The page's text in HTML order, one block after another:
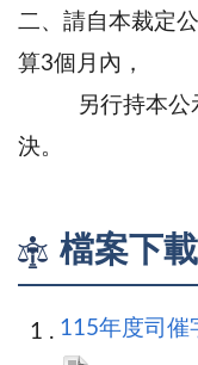
二、請自本裁定
算3個月內，
另行持本公示
決。
檔案下載
115年度司催